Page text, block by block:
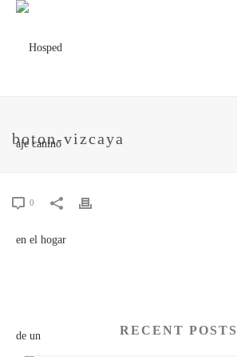
boton-vizcaya
0
RECENT POSTS